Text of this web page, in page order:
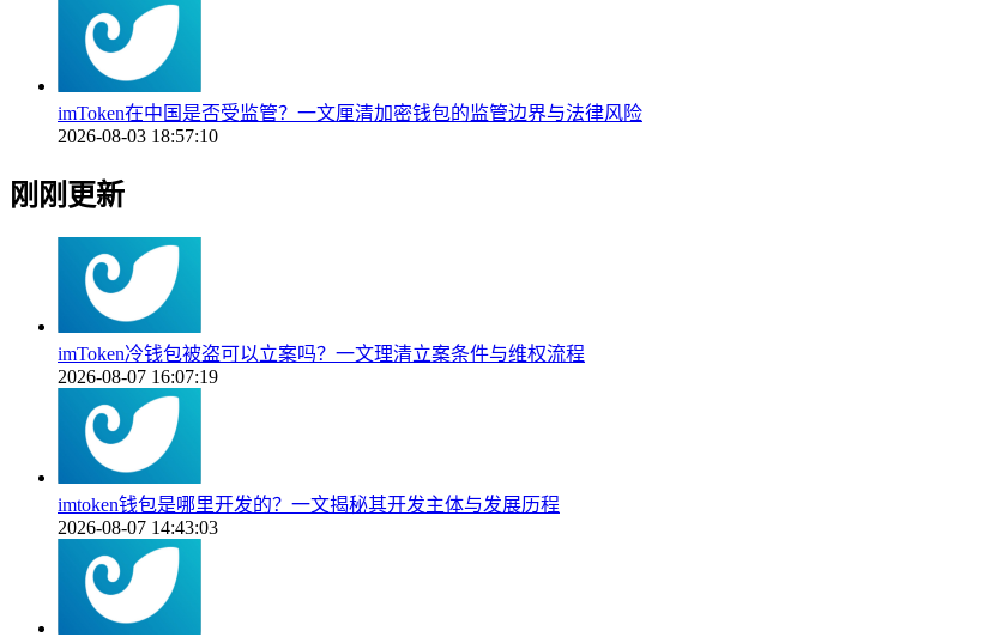
imToken在中国是否受监管？一文厘清加密钱包的监管边界与法律风险
2026-08-03 18:57:10
刚刚更新
imToken冷钱包被盗可以立案吗？一文理清立案条件与维权流程
2026-08-07 16:07:19
imtoken钱包是哪里开发的？一文揭秘其开发主体与发展历程
2026-08-07 14:43:03